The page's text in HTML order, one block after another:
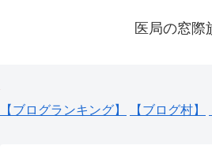
医局の窓際
【ブログランキング】 【ブログ村】